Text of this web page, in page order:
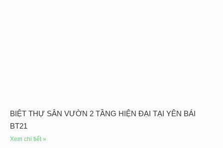
BIỆT THỰ SÂN VƯỜN 2 TẦNG HIỆN ĐẠI TẠI YÊN BÁI
BT21
Xem chi tiết »